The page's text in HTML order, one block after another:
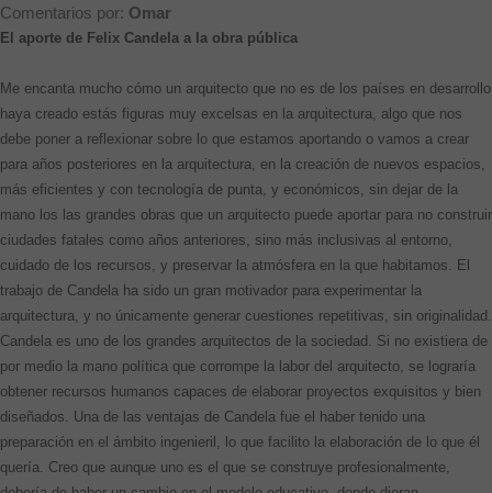
Comentarios por: Omar
El aporte de Felix Candela a la obra pública
Me encanta mucho cómo un arquitecto que no es de los países en desarrollo
haya creado estás figuras muy excelsas en la arquitectura, algo que nos
debe poner a reflexionar sobre lo que estamos aportando o vamos a crear
para años posteriores en la arquitectura, en la creación de nuevos espacios,
más eficientes y con tecnología de punta, y económicos, sin dejar de la
mano los las grandes obras que un arquitecto puede aportar para no construir
ciudades fatales como años anteriores, sino más inclusivas al entorno,
cuidado de los recursos, y preservar la atmósfera en la que habitamos. El
trabajo de Candela ha sido un gran motivador para experimentar la
arquitectura, y no únicamente generar cuestiones repetitivas, sin originalidad.
Candela es uno de los grandes arquitectos de la sociedad. Si no existiera de
por medio la mano política que corrompe la labor del arquitecto, se lograría
obtener recursos humanos capaces de elaborar proyectos exquisitos y bien
diseñados. Una de las ventajas de Candela fue el haber tenido una
preparación en el ámbito ingenieril, lo que facilito la elaboración de lo que él
quería. Creo que aunque uno es el que se construye profesionalmente,